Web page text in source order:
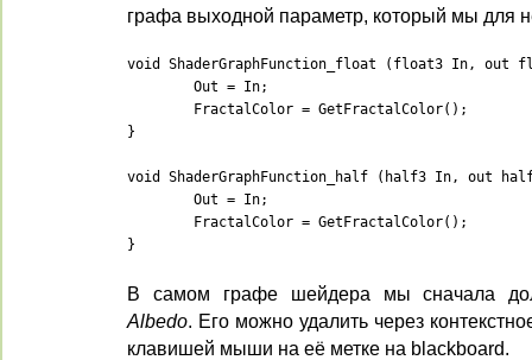
графа выходной параметр, который мы для
void ShaderGraphFunction_float (float3 In,
}
void ShaderGraphFunction_half (half3 In, out
}
В самом графе шейдера мы сначала
Albedo. Его можно удалить через
клавишей мыши на её метке на blackboard.